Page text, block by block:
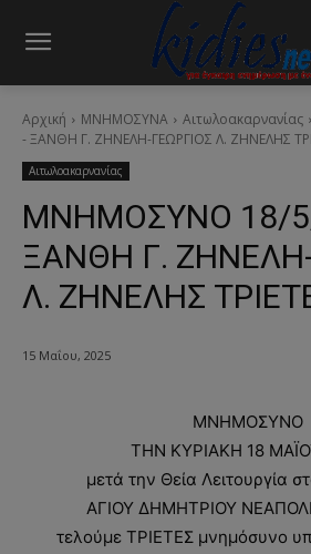
Αρχική ΜΝΗΜΟΣΥΝΑ Αιτωλοακαρνανίας
- ΞΑΝΘΗ Γ. ΖΗΝΕΛΗ-ΓΕΩΡΓΙΟΣ Λ. ΖΗΝΕΛΗΣ
Αιτωλοακαρνανίας
ΜΝΗΜΟΣΥΝΟ 18/
ΞΑΝΘΗ Γ.
Λ. ΖΗΝΕΛΗΣ
15 Μαΐου, 2025
ΜΝΗΜΟΣΥΝΟ
THN ΚΥΡΙΑΚΗ 18
μετά την Θεία Λειτουργία
ΑΓΙΟΥ ΔΗΜΗΤΡΙΟΥ
τελούμε ΤΡΙΕΤΕΣ μνημόσυνο